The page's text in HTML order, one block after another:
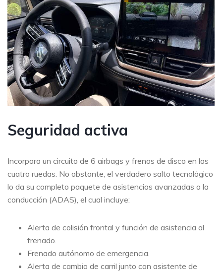
Seguridad activa
Incorpora un circuito de 6 airbags y frenos de disco en las
cuatro ruedas. No obstante, el verdadero salto tecnológico
lo da su completo paquete de asistencias avanzadas a la
conducción (ADAS), el cual incluye:
Alerta de colisión frontal y función de asistencia al
frenado.
Frenado autónomo de emergencia.
Alerta de cambio de carril junto con asistente de